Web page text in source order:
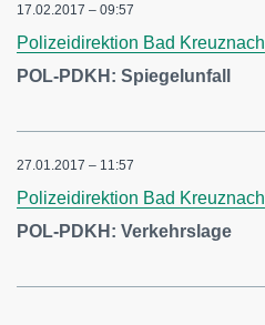
17.02.2017 – 09:57
Polizeidirektion Bad Kreuznach
POL-PDKH: Spiegelunfall
27.01.2017 – 11:57
Polizeidirektion Bad Kreuznach
POL-PDKH: Verkehrslage